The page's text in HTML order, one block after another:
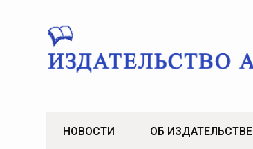
НОВОСТИ ОБ ИЗДАТЕЛЬСТВЕ